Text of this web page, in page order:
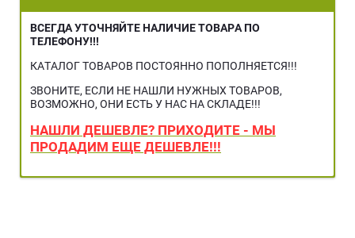
ВСЕГДА УТОЧНЯЙТЕ НАЛИЧИЕ ТОВАРА ПО
ТЕЛЕФОНУ!!!
КАТАЛОГ ТОВАРОВ ПОСТОЯННО ПОПОЛНЯЕТСЯ!!!
ЗВОНИТЕ, ЕСЛИ НЕ НАШЛИ НУЖНЫХ ТОВАРОВ,
ВОЗМОЖНО, ОНИ ЕСТЬ У НАС НА СКЛАДЕ!!!
НАШЛИ ДЕШЕВЛЕ? ПРИХОДИТЕ - МЫ
ПРОДАДИМ ЕЩЕ ДЕШЕВЛЕ!!!